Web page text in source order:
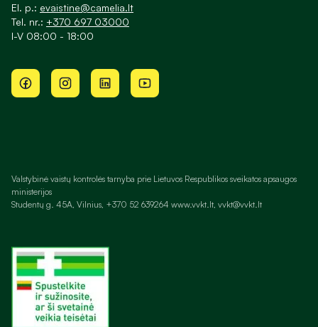
El. p.: evaistine@camelia.lt
Tel. nr.: +370 697 03000
I-V 08:00 - 18:00
Valstybinė vaistų kontrolės tarnyba prie Lietuvos Respublikos sveikatos apsaugos
ministerijos
Studentų g. 45A, Vilnius, +370 52 639264 www.vvkt.lt, vvkt@vvkt.lt